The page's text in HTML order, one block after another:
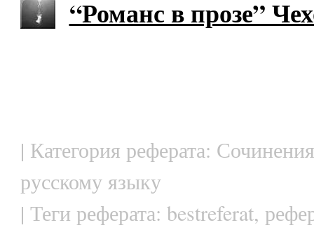
“Романс в прозе”
| Категория реферата:
русскому языку
| Теги реферата: bestreferat,